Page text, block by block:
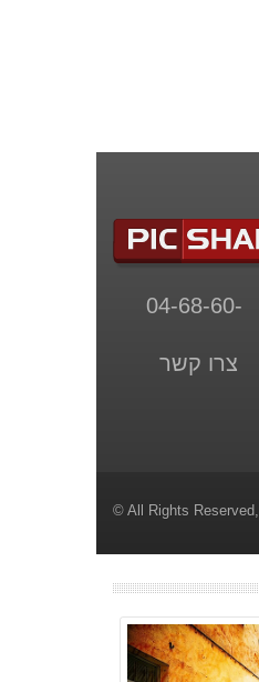
04-68-60-
צרו קשר
© All Rights Reserved,